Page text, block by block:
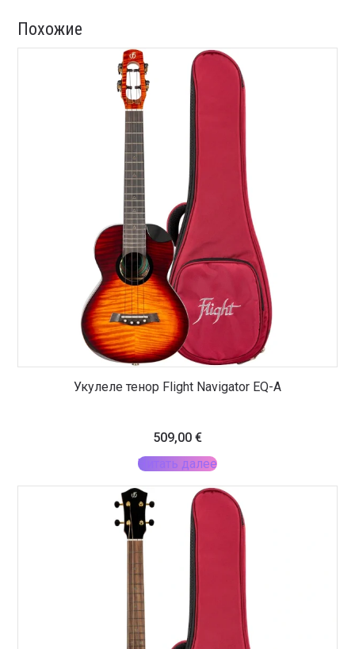
Похожие
Укулеле тенор Flight Navigator EQ-A
509,00 €
Читать далее